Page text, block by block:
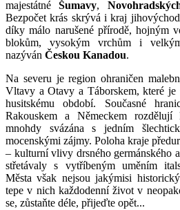
majestátnéŠumavy,
Bezpočet krás skrývá i kraj
díky málo narušené přírodě, hojným
blokům, vysokým vrchům i
nazýván Českou Kanadou.
Na severu je region ohraničen
Vltavy a Otavy a Táborskem, které je
husitskému období. Současné
Rakouskem a Německem
mnohdy svázána s jedním
mocenskými zájmy. Poloha kraje
– kulturní vlivy drsného germánského
střetávaly s vytříbeným uměním
Města však nejsou jakýmisi
tepe v nich každodenní život v
se, zůstaňte déle, přijeďte opět...